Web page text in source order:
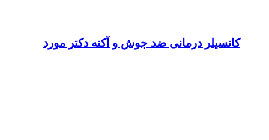
کانسیلر درمانی ضد جوش و آکنه دکتر مورد